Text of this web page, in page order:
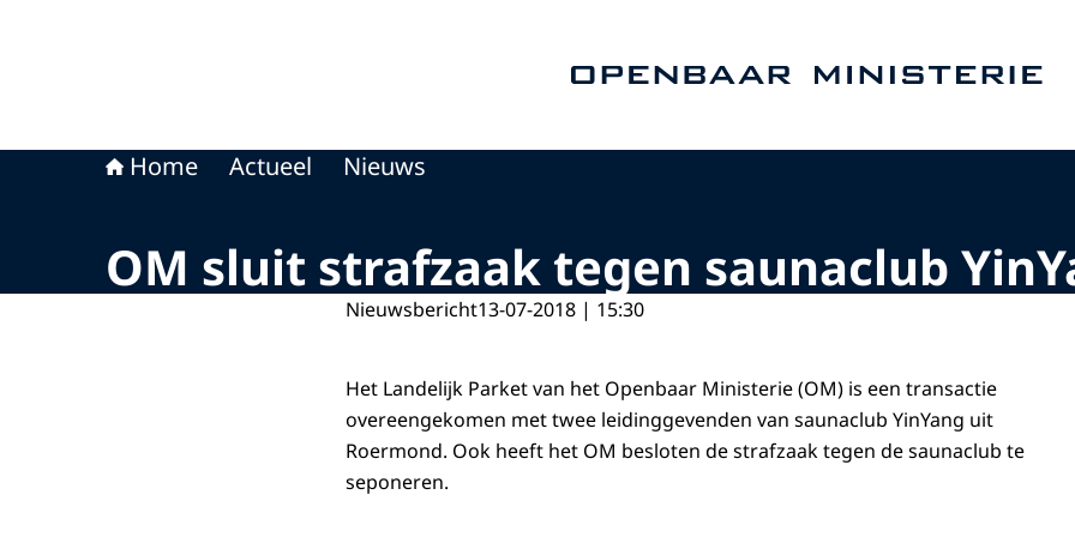
Home Actueel Nieuws
OM sluit strafzaak tegen saunaclub
Nieuwsbericht13-07-2018 | 15:30
Het Landelijk Parket van het Openbaar Ministerie (OM) is een transactie
overeengekomen met twee leidinggevenden van saunaclub YinYang uit
Roermond. Ook heeft het OM besloten de strafzaak tegen de saunaclub te
seponeren.